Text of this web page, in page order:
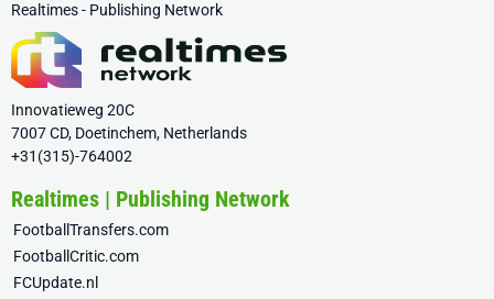
Realtimes - Publishing Network
Innovatieweg 20C
7007 CD, Doetinchem, Netherlands
+31(315)-764002
Realtimes | Publishing Network
FootballTransfers.com
FootballCritic.com
FCUpdate.nl